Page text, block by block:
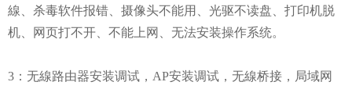
線、杀毒软件报错、摄像头不能用、光驱不读盘、打印机脱
机、网页打不开、不能上网、无法安装操作系统。
3：无線路由器安装调试，AP安装调试，无線桥接，局域网